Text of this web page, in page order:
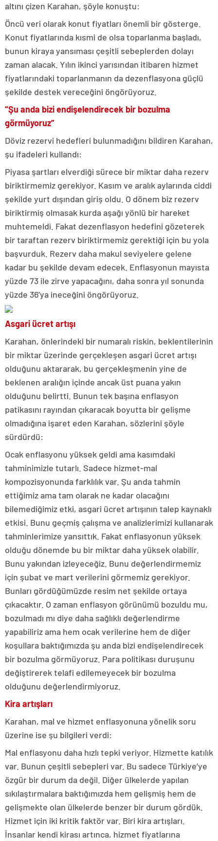
altını çizen Karahan, şöyle konuştu:
Öncü veri olarak konut fiyatları önemli bir gösterge.
Konut fiyatlarında kısmi de olsa toparlanma başladı,
bunun kiraya yansıması çeşitli sebeplerden dolayı
zaman alacak. Yılın ikinci yarısından itibaren hizmet
fiyatlarındaki toparlanmanın da dezenflasyona güçlü
şekilde destek vereceğini öngörüyoruz.
“Şu anda bizi endişelendirecek bir bozulma
görmüyoruz”
Döviz rezervi hedefleri bulunmadığını bildiren Karahan,
şu ifadeleri kullandı:
Piyasa şartları elverdiği sürece bir miktar daha rezerv
biriktirmemiz gerekiyor. Kasım ve aralık aylarında ciddi
şekilde yurt dışından giriş oldu. O dönem biz rezerv
biriktirmiş olmasak kurda aşağı yönlü bir hareket
muhtemeldi. Fakat dezenflasyon hedefini gözeterek
bir taraftan rezerv biriktirmemiz gerektiği için bu yola
başvurduk. Rezerv daha makul seviyelere gelene
kadar bu şekilde devam edecek. Enflasyonun mayısta
yüzde 73 ile zirve yapacağını, daha sonra yıl sonunda
yüzde 36’ya ineceğini öngörüyoruz.
Asgari ücret artışı
Karahan, önlerindeki bir numaralı riskin, beklentilerinin
bir miktar üzerinde gerçekleşen asgari ücret artışı
olduğunu aktararak, bu gerçekleşmenin yine de
beklenen aralığın içinde ancak üst puana yakın
olduğunu belirtti. Bunun tek başına enflasyon
patikasını rayından çıkaracak boyutta bir gelişme
olmadığına işaret eden Karahan, sözlerini şöyle
sürdürdü:
Ocak enflasyonu yüksek geldi ama kasımdaki
tahminimizle tutarlı. Sadece hizmet-mal
kompozisyonunda farklılık var. Şu anda tahmin
ettiğimiz ama tam olarak ne kadar olacağını
bilemediğimiz etki, asgari ücret artışının talep kaynaklı
etkisi. Bunu geçmiş çalışma ve analizlerimizi kullanarak
tahminlerimize yansıttık. Fakat enflasyonun yüksek
olduğu dönemde bu bir miktar daha yüksek olabilir.
Bunu yakından izleyeceğiz. Bunu değerlendirmemiz
için şubat ve mart verilerini görmemiz gerekiyor.
Bunları gördüğümüzde resim net şekilde ortaya
çıkacaktır. O zaman enflasyon görünümü bozuldu mu,
bozulmadı mı diye daha sağlıklı değerlendirme
yapabiliriz ama hem ocak verilerine hem de diğer
koşullara baktığımızda şu anda bizi endişelendirecek
bir bozulma görmüyoruz. Para politikası duruşunu
değiştirerek telafi edilemeyecek bir bozulma
olduğunu değerlendirmiyoruz.
Kira artışları
Karahan, mal ve hizmet enflasyonuna yönelik soru
üzerine ise şu bilgileri verdi:
Mal enflasyonu daha hızlı tepki veriyor. Hizmette katılık
var. Bunun çeşitli sebepleri var. Bu sadece Türkiye’ye
özgür bir durum da değil. Diğer ülkelerde yapılan
sıkılaştırmalara baktığımızda hem gelişmiş hem de
gelişmekte olan ülkelerde benzer bir durum gördük.
Hizmet için iki kritik faktör var. Biri kira artışları.
İnsanlar kendi kirası artınca, hizmet fiyatlarına